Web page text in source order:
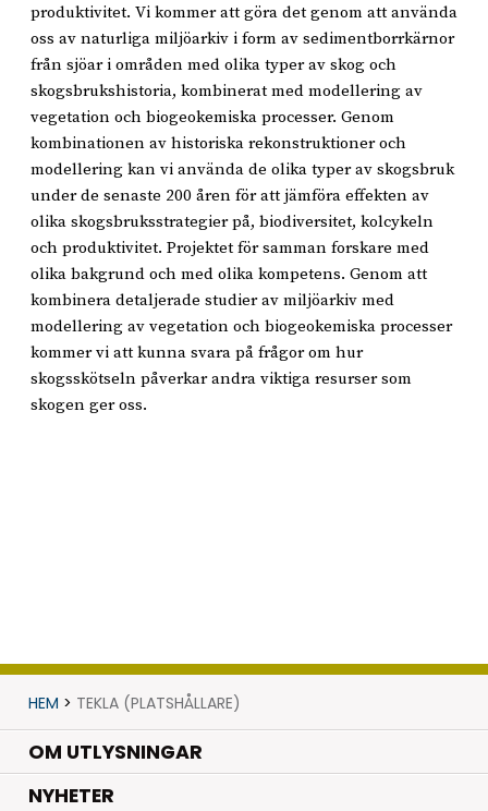
produktivitet. Vi kommer att göra det genom att använda
oss av naturliga miljöarkiv i form av sedimentborrkärnor
från sjöar i områden med olika typer av skog och
skogsbrukshistoria, kombinerat med modellering av
vegetation och biogeokemiska processer. Genom
kombinationen av historiska rekonstruktioner och
modellering kan vi använda de olika typer av skogsbruk
under de senaste 200 åren för att jämföra effekten av
olika skogsbruksstrategier på, biodiversitet, kolcykeln
och produktivitet. Projektet för samman forskare med
olika bakgrund och med olika kompetens. Genom att
kombinera detaljerade studier av miljöarkiv med
modellering av vegetation och biogeokemiska processer
kommer vi att kunna svara på frågor om hur
skogsskötseln påverkar andra viktiga resurser som
skogen ger oss.
HEM > TEKLA (PLATSHÅLLARE)
OM UTLYSNINGAR
NYHETER.